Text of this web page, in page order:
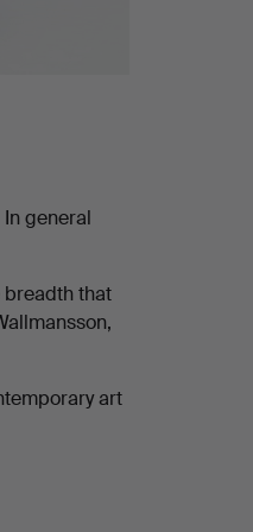
general
breadth that
art